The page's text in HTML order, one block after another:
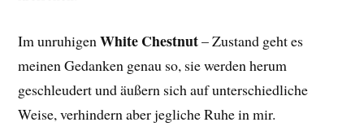
Im unruhigenWhite Chestnut– Zustand geht es
meinen Gedanken genau so, sie werden herum
geschleudert und äußern sich auf unterschiedliche
Weise, verhindern aber jegliche Ruhe in mir.